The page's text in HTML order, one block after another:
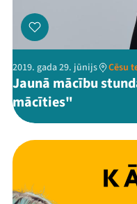
2019. gada 29. jūnijs Cēsu
Jaunā mācību
mācīties"